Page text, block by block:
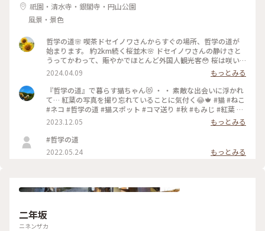
祇園・清水寺・銀閣寺・円山公園
風景・景色
哲学の道🌸 喫茶ドセイノワさんからすぐの場所、哲学の道が
始まります。 約2km続く桜並木🌸 ドセイノワさんの静けさと
うってかわって、賑やかでほとんど外国人観光客😳 桜は咲い
ているのに異国を旅行しているような気分になります☺️ 途中
で霊鑑寺に寄りながら、気持ちのいいお散歩になりました🌸 #
哲学の道 #桜 #お花見 #京都 #春色さがし #電車旅
2024.04.09
もっとみる
『哲学の道』で暮らす猫ちゃん😻 ・ ・ 素敵な出会いに浮かれ
て… 紅葉の写真を撮り忘れていることに気付く😂🍁 #猫 #ねこ
#ネコ #哲学の道 #猫スポット #コマ送り #秋 #もみじ #紅葉 #
京都紅葉 #京都散策 #京都 #左京区 #岡崎エリア #kyoto #こと
りっぷ京都 #私のことりっぷ旅 #カフー
2023.12.05
もっとみる
#哲学の道
2022.05.24
もっとみる
二年坂
ニネンザカ